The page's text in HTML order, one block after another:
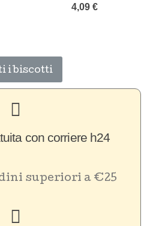
i biscotti
con corriere h24
superiori a €25